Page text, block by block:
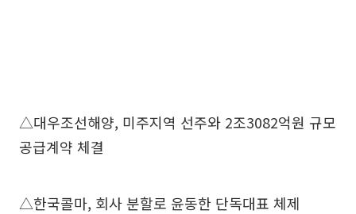
△대우조선해양, 미주지역 선주와 2조3082억원 규모
공급계약 체결
△한국콜마, 회사 분할로 윤동한 단독대표 체제